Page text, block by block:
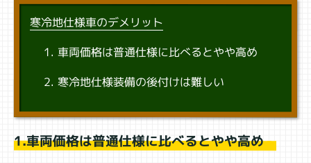
寒冷地仕様車のデメリット
車両価格は普通仕様に比べるとやや高め
寒冷地仕様装備の後付けは難しい
1.車両価格は普通仕様に比べるとやや高め